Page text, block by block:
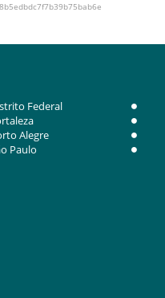
Federal
Alegre
Paulo